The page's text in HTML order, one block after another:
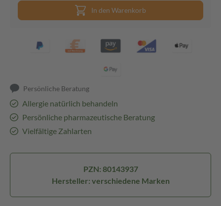
In den Warenkorb
Persönliche Beratung
Allergie natürlich behandeln
Persönliche pharmazeutische Beratung
Vielfältige Zahlarten
PZN: 80143937
Hersteller: verschiedene Marken